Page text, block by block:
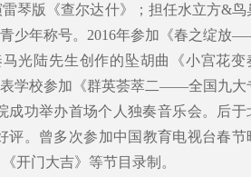
琴版《查尔达什》；担任水立方&鸟
少年称号。2016年参加《春之绽放
光陆先生创作的坠胡曲《小宫花变
表学校参加《群英荟萃二——全国九大
成功举办首场个人独奏音乐会。后于
评。曾多次参加中国教育电视台春节
开门大吉》等节目录制。